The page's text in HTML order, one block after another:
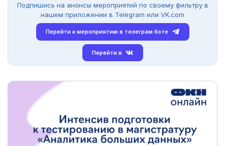
Подпишись на анонсы мероприятий по своему фильтру в
нашем приложении в Telegram или VK.com
Перейти к мероприятию в телеграм боте
Перейти в